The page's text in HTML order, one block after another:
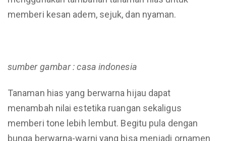
memberi kesan adem, sejuk, dan nyaman.
sumber gambar : casa indonesia
Tanaman hias yang berwarna hijau dapat
menambah nilai estetika ruangan sekaligus
memberi tone lebih lembut. Begitu pula dengan
bunga berwarna-warni yang bisa menjadi ornamen